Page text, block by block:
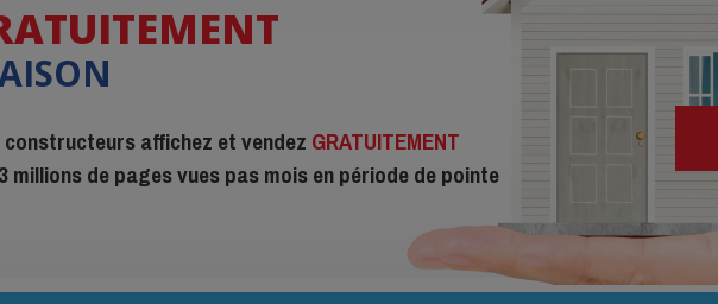
affichez et vendez GRATUITEMENT
millions de pages vues pas mois en période de pointe